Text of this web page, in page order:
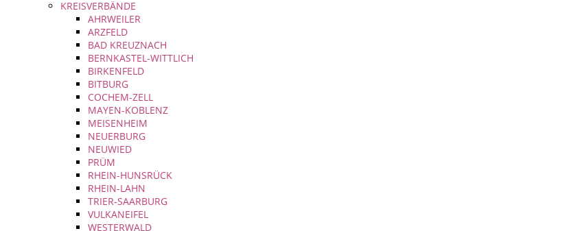
KREISVERBÄNDE
AHRWEILER
ARZFELD
BAD KREUZNACH
BERNKASTEL-WITTLICH
BIRKENFELD
BITBURG
COCHEM-ZELL
MAYEN-KOBLENZ
MEISENHEIM
NEUERBURG
NEUWIED
PRÜM
RHEIN-HUNSRÜCK
RHEIN-LAHN
TRIER-SAARBURG
VULKANEIFEL
WESTERWALD